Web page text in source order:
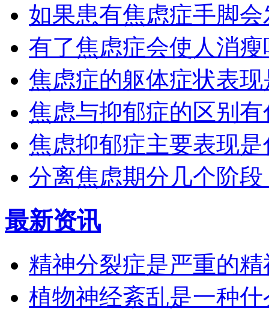
如果患有焦虑症手脚
有了焦虑症会使人消瘦
焦虑症的躯体症状表
焦虑与抑郁症的区别有
焦虑抑郁症主要表现是
分离焦虑期分几个阶
最新资讯
精神分裂症是严重的
植物神经紊乱是一种